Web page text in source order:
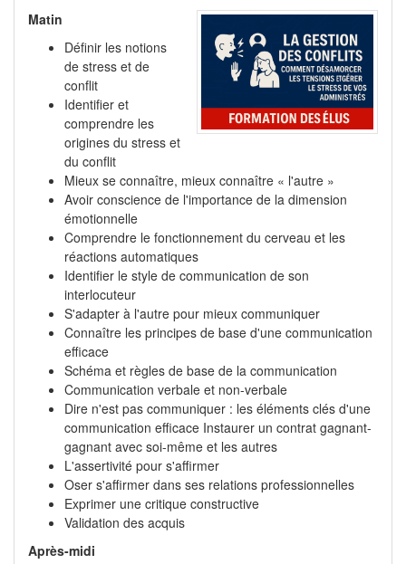
Matin
Définir les notions
de stress et de
conflit
Identifier et
comprendre les
origines du stress et
du conflit
Mieux se connaître, mieux connaître « l'autre »
Avoir conscience de l'importance de la dimension
émotionnelle
Comprendre le fonctionnement du cerveau et les
réactions automatiques
Identifier le style de communication de son
interlocuteur
S'adapter à l'autre pour mieux communiquer
Connaître les principes de base d'une communication
efficace
Schéma et règles de base de la communication
Communication verbale et non-verbale
Dire n'est pas communiquer : les éléments clés d'une
communication efficace Instaurer un contrat gagnant-
gagnant avec soi-même et les autres
L'assertivité pour s'affirmer
Oser s'affirmer dans ses relations professionnelles
Exprimer une critique constructive
Validation des acquis
Après-midi